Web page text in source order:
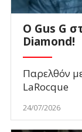
O Gus G
Diamond!
Παρελθόν
LaRocque
24/07/2026